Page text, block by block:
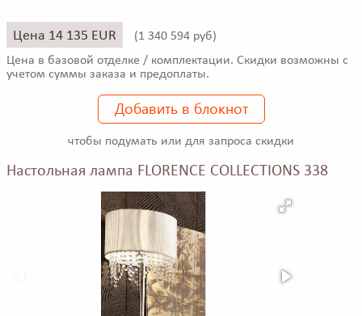
Цена 14 135 EUR (1 340 594 руб)
Цена в базовой отделке / комплектации. Скидки возможны с
учетом суммы заказа и предоплаты.
Добавить в блокнот
чтобы подумать или для запроса скидки
Настольная лампа FLORENCE COLLECTIONS 338